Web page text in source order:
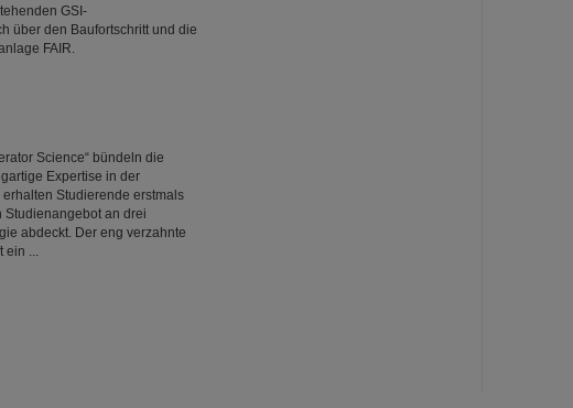
GSI-
über den Baufortschritt und die
FAIR.
Science“ bündeln die
Expertise in der
Studierende erstmals
an drei
abdeckt. Der eng verzahnte
ein ...